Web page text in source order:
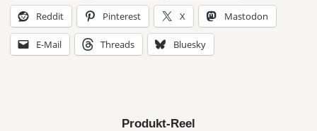
Reddit Pinterest X Mastodon
E-Mail Threads Bluesky
Produkt-Reel